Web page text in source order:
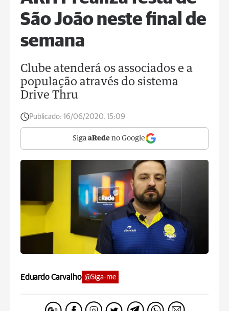
São João neste final de
semana
Clube atenderá os associados e a
população através do sistema
Drive Thru
Publicado: 16/06/2020, 15:09
Siga aRede no Google
Eduardo Carvalho @Siga-me